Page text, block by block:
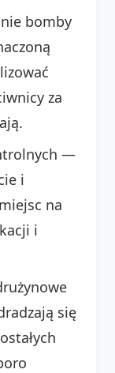
bomby
za
—
i
na
i
się